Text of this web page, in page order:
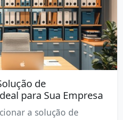
de
para Sua Empresa
a solução de